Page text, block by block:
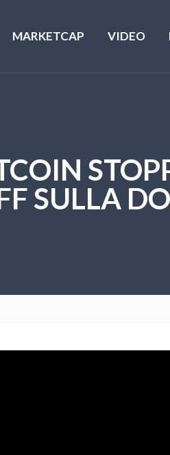
MARKETCAP VIDEO
SULLA